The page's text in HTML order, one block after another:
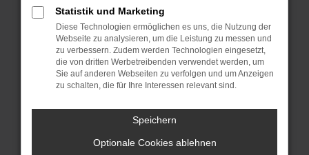
nur wenigen Fahrten werden die Autos
dann als Ford Vorführwagen aussortiert
und gelangen in den Verkauf. Die
Qualität hat unter den Probefahrten
naturgemäß nicht gelitten und so ließe
Modellen zu einem enorm günstigen
Preis sprechen. Für den Stadtverkehr in
Statistik und Marketing
Diese Technologien ermöglichen es uns, die Nutzung der
Webseite zu analysieren, um die Leistung zu messen und
zu verbessern. Zudem werden Technologien eingesetzt,
die von dritten Werbetreibenden verwendet werden, um
Sie auf anderen Webseiten zu verfolgen und um Anzeigen
zu schalten, die für Ihre Interessen relevant sind.
Speichern
Optionale Cookies ablehnen